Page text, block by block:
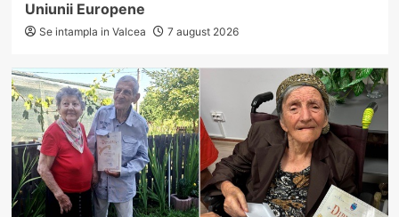
Uniunii Europene
Se intampla in Valcea 7 august 2026